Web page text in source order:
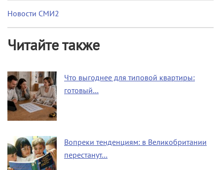
Новости СМИ2
Читайте также
Что выгоднее для типовой квартиры:
готовый…
Вопреки тенденциям: в Великобритании
перестанут…